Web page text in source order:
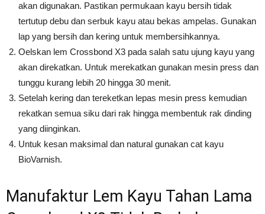
akan digunakan. Pastikan permukaan kayu bersih tidak
tertutup debu dan serbuk kayu atau bekas ampelas. Gunakan
lap yang bersih dan kering untuk membersihkannya.
Oelskan lem Crossbond X3 pada salah satu ujung kayu yang
akan direkatkan. Untuk merekatkan gunakan mesin press dan
tunggu kurang lebih 20 hingga 30 menit.
Setelah kering dan tereketkan lepas mesin press kemudian
rekatkan semua siku dari rak hingga membentuk rak dinding
yang diinginkan.
Untuk kesan maksimal dan natural gunakan cat kayu
BioVarnish.
Manufaktur Lem Kayu Tahan Lama